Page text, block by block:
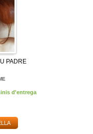
PADRE
d'entrega